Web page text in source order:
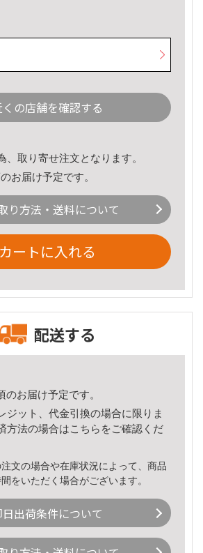
の店舗を確認する
、取り寄せ注文となります。
お届け予定です。
り方法・送料について
カートに入れる
配送する
のお届け予定です。
ジット、代金引換の場合に限りま
方法の場合はこちら をご確認くだ
文の場合や在庫状況によって、商品
をいただく場合がございます。
日出荷条件について